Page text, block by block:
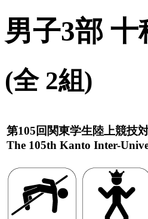
男子3部
(全 2組)
第105回関東学生陸上競技
The 105th Kanto Inter-